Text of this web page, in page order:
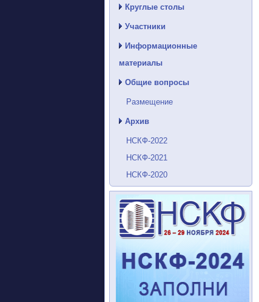
Круглые столы
Участники
Информационные
материалы
Общие вопросы
Размещение
Архив
НСКФ-2022
НСКФ-2021
НСКФ-2020